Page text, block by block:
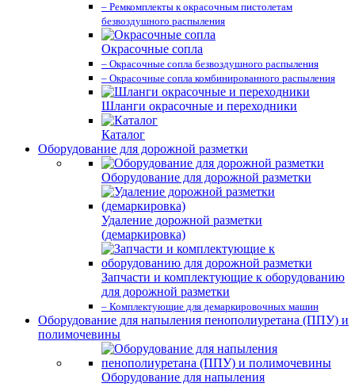
– Ремкомплекты к окрасочным пистолетам
безвоздушного распыления
Окрасочные сопла
– Окрасочные сопла безвоздушного распыления
– Окрасочные сопла комбинированного распыления
Шланги окрасочные и переходники
Каталог
Оборудование для дорожной разметки
Оборудование для дорожной разметки
Удаление дорожной разметки
(демаркировка)
Запчасти и комплектующие к оборудованию
для дорожной разметки
– Комплектующие для демаркировочных машин
Оборудование для напыления пенополиуретана (ППУ) и
полимочевины
Оборудование для напыления